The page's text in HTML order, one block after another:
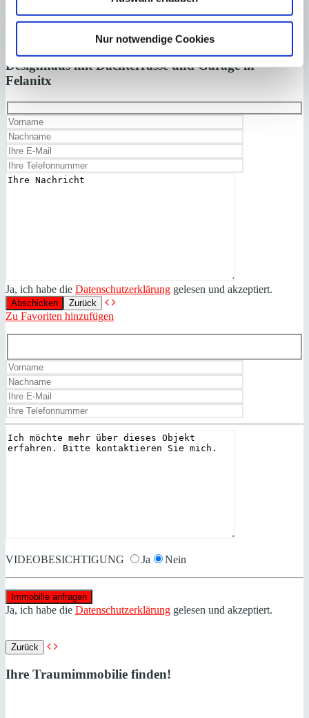
Nur notwendige Cookies
×
Nachhaltiges Low-Tox-
Designhaus mit Dachterrasse und Garage in
Felanitx
Ja, ich habe die Datenschutzerklärung gelesen und akzeptiert.
Zurück
Zu Favoriten hinzufügen
VIDEOBESICHTIGUNG Ja Nein
Ja, ich habe die Datenschutzerklärung gelesen und akzeptiert.
Zurück
Ihre Traumimmobilie finden!